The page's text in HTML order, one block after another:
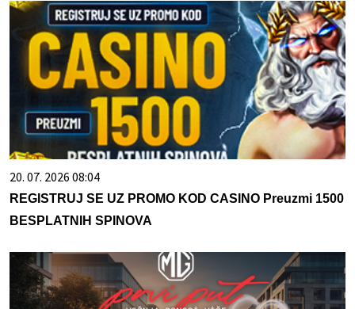
20. 07. 2026 08:04
REGISTRUJ SE UZ PROMO KOD CASINO Preuzmi 1500
BESPLATNIH SPINOVA